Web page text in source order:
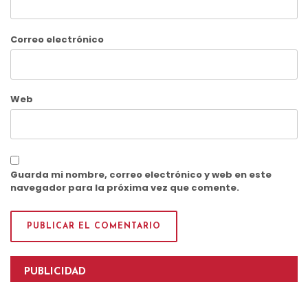
Correo electrónico
Web
Guarda mi nombre, correo electrónico y web en este
navegador para la próxima vez que comente.
PUBLICIDAD